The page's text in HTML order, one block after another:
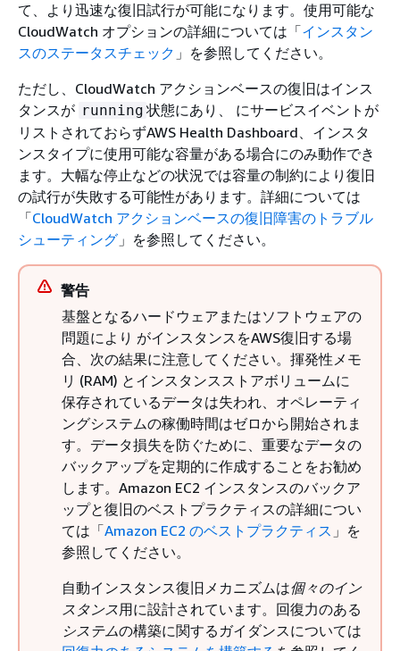
て、より迅速な復旧試行が可能になります。使用可能な
CloudWatch オプションの詳細については「インスタン
スのステータスチェック 」を参照してください。
ただし、CloudWatch アクションベースの復旧はインス
タンスが running 状態にあり、 にサービスイベントが
リストされておらずAWS Health Dashboard、インスタ
ンスタイプに使用可能な容量がある場合にのみ動作でき
ます。大幅な停止などの状況では容量の制約により復旧
の試行が失敗する可能性があります。詳細については
「CloudWatch アクションベースの復旧障害のトラブル
シューティング 」を参照してください。
警告
基盤となるハードウェアまたはソフトウェアの
問題により がインスタンスをAWS復旧する場
合、次の結果に注意してください。揮発性メモ
リ (RAM) とインスタンスストアボリュームに
保存されているデータは失われ、オペレーティ
ングシステムの稼働時間はゼロから開始されま
す。データ損失を防ぐために、重要なデータの
バックアップを定期的に作成することをお勧め
します。Amazon EC2 インスタンスのバックア
ップと復旧のベストプラクティスの詳細につい
ては「Amazon EC2 のベストプラクティス 」を
参照してください。
自動インスタンス復旧メカニズムは個々のイン
スタンス用に設計されています。回復力のある
システムの構築に関するガイダンスについては